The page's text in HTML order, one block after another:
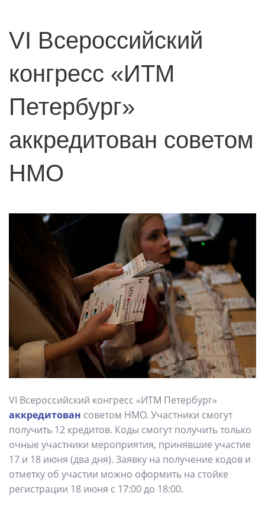
VI Всероссийский
конгресс «ИТМ
Петербург»
аккредитован советом
НМО
VI Всероссийский конгресс «ИТМ Петербург»
аккредитован советом НМО. Участники смогут
получить 12 кредитов. Коды смогут получить только
очные участники мероприятия, принявшие участие
17 и 18 июня (два дня). Заявку на получение кодов и
отметку об участии можно оформить на стойке
регистрации 18 июня с 17:00 до 18:00.